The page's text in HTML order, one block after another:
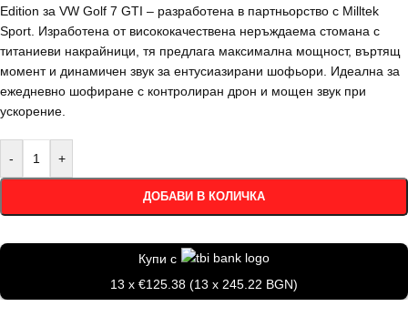
Edition за VW Golf 7 GTI – разработена в партньорство с Milltek
Sport. Изработена от висококачествена неръждаема стомана с
титаниеви накрайници, тя предлага максимална мощност, въртящ
момент и динамичен звук за ентусиазирани шофьори. Идеална за
ежедневно шофиране с контролиран дрон и мощен звук при
ускорение.
- +
ДОБАВИ В КОЛИЧКА
Купи с
13 x €125.38 (13 x 245.22 BGN)